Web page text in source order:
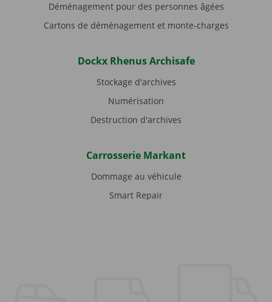
Déménagement pour des personnes âgées
Cartons de déménagement et monte-charges
Dockx Rhenus Archisafe
Stockage d'archives
Numérisation
Destruction d'archives
Carrosserie Markant
Dommage au véhicule
Smart Repair